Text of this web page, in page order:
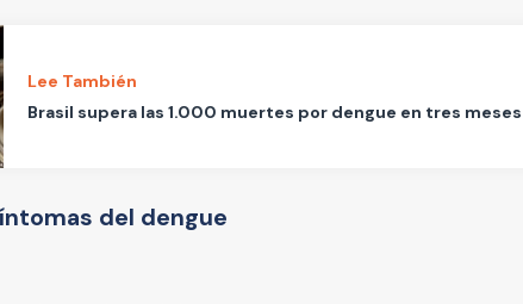
Lee También
Brasil supera las 1.000 muertes por dengue en tres meses
del dengue